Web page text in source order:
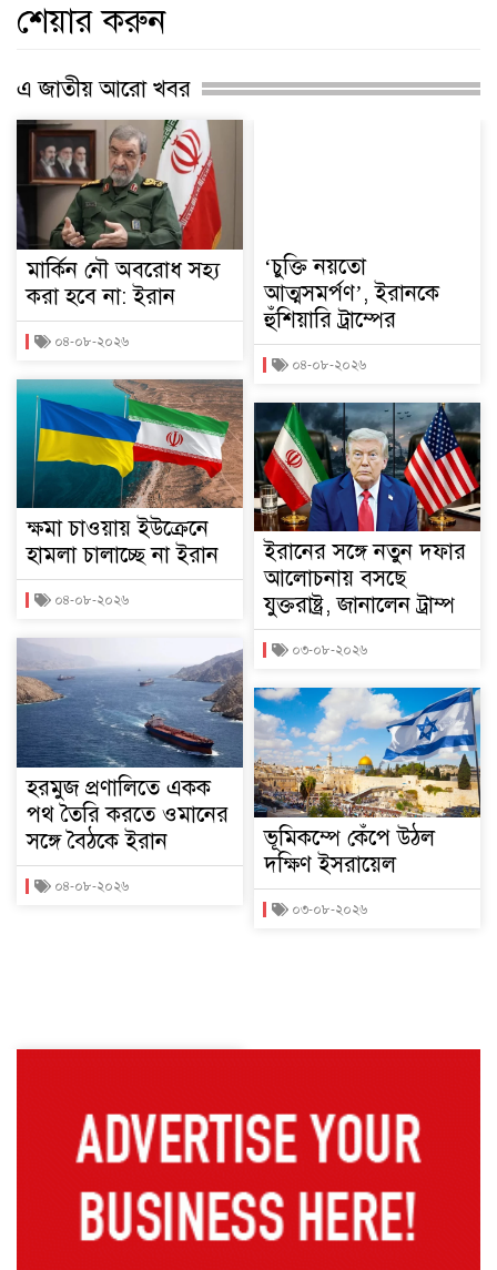
শেয়ার করুন
এ জাতীয় আরো খবর
মার্কিন নৌ অবরোধ সহ্য
করা হবে না: ইরান
০৪-০৮-২০২৬
ক্ষমা চাওয়ায় ইউক্রেনে
হামলা চালাচ্ছে না ইরান
০৪-০৮-২০২৬
হরমুজ প্রণালিতে একক
পথ তৈরি করতে ওমানের
সঙ্গে বৈঠকে ইরান
০৪-০৮-২০২৬
‘চুক্তি নয়তো
আত্মসমর্পণ’, ইরানকে
হুঁশিয়ারি ট্রাম্পের
০৪-০৮-২০২৬
ইরানের সঙ্গে নতুন দফার
আলোচনায় বসছে
যুক্তরাষ্ট্র, জানালেন ট্রাম্প
০৩-০৮-২০২৬
ভূমিকম্পে কেঁপে উঠল
দক্ষিণ ইসরায়েল
০৩-০৮-২০২৬